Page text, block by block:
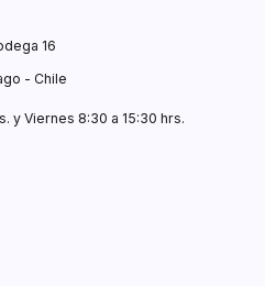
16
- Chile
y Viernes 8:30 a 15:30 hrs.